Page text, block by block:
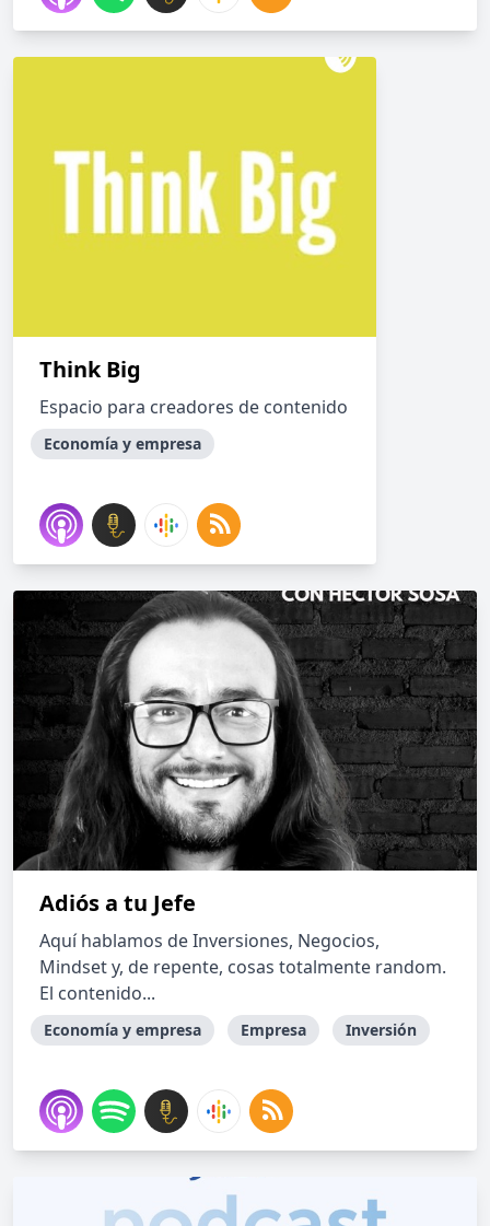
Think Big
Espacio para creadores de contenido
Economía y empresa
Adiós a tu Jefe
Aquí hablamos de Inversiones, Negocios,
Mindset y, de repente, cosas totalmente random.
El contenido...
Economía y empresa Empresa Inversión